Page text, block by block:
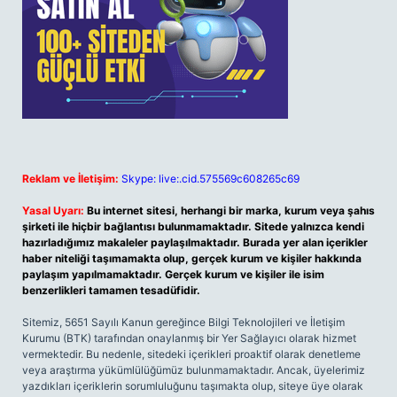
Reklam ve İletişim: Skype: live:.cid.575569c608265c69
Yasal Uyarı: Bu internet sitesi, herhangi bir marka, kurum veya şahıs
şirketi ile hiçbir bağlantısı bulunmamaktadır. Sitede yalnızca kendi
hazırladığımız makaleler paylaşılmaktadır. Burada yer alan içerikler
haber niteliği taşımamakta olup, gerçek kurum ve kişiler hakkında
paylaşım yapılmamaktadır. Gerçek kurum ve kişiler ile isim
benzerlikleri tamamen tesadüfidir.
Sitemiz, 5651 Sayılı Kanun gereğince Bilgi Teknolojileri ve İletişim
Kurumu (BTK) tarafından onaylanmış bir Yer Sağlayıcı olarak hizmet
vermektedir. Bu nedenle, sitedeki içerikleri proaktif olarak denetleme
veya araştırma yükümlülüğümüz bulunmamaktadır. Ancak, üyelerimiz
yazdıkları içeriklerin sorumluluğunu taşımakta olup, siteye üye olarak